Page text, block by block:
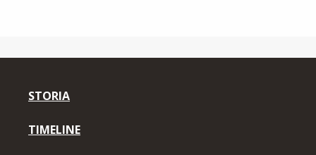
STORIA
TIMELINE